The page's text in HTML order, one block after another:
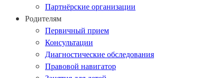
Партнёрские организации
Родителям
Первичный прием
Консультации
Диагностические обследования
Правовой навигатор